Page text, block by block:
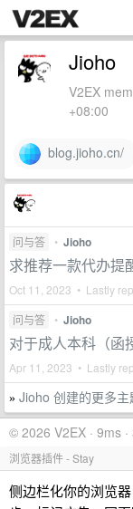
Jioho
V2EX
+08:00
blog.jioho.cn/
问与答 • Jioho
求推荐一款代办提
Oct 11, 2023 • Lastly
问与答 • Jioho
对于成人本科（函
Apr 11, 2023 • Lastly
» Jioho 创建的更多主
© 2026 V2EX · 9ms
浏览器插件 - Stay
侧边栏化你的浏览